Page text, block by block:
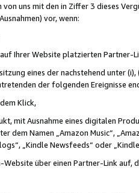
von uns mit den in Ziffer 3 dieses
vor, wenn:
Ihrer Website platzierten Partner-
eines der nachstehend unter
der folgenden Ereignisse
Klick,
mit Ausnahme eines digitalen
dem Namen „Amazon Music“,
„Kindle Newsfeeds“ oder
über einen Partner-Link auf,